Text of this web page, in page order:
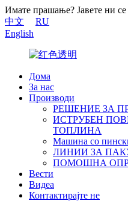
Имате прашање? Јавете ни
中文
RU
English
Дома
За нас
Производи
РЕШЕНИЕ ЗА
ИСТРУБЕН
ТОПЛИНА
Машина со
ЛИНИИ ЗА
ПОМОШНА
Вести
Видеа
Контактирајте не